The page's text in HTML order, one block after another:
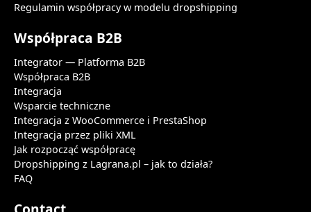
Regulamin współpracy w modelu dropshipping
Współpraca B2B
Integrator — Platforma B2B
Współpraca B2B
Integracja
Wsparcie techniczne
Integracja z WooCommerce i PrestaShop
Integracja przez pliki XML
Jak rozpocząć współpracę
Dropshipping z Lagrana.pl – jak to działa?
FAQ